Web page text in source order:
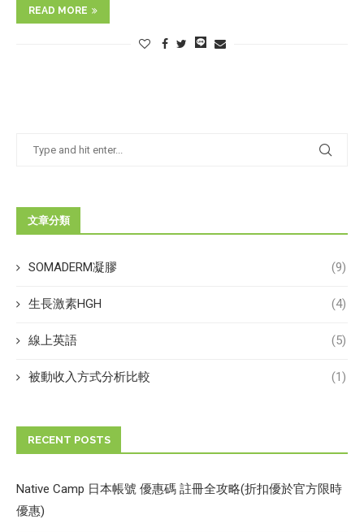
READ MORE
文章分類
SOMADERM凝膠 (9)
生長激素HGH (4)
線上英語 (5)
被動收入方式分析比較 (1)
RECENT POSTS
Native Camp 日本帳號 優惠碼 註冊全攻略(折扣優於官方限時
優惠)